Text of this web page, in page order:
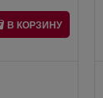
В КОРЗИНУ